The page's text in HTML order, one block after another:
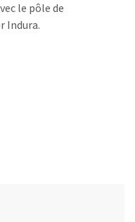
le pôle de
Indura.